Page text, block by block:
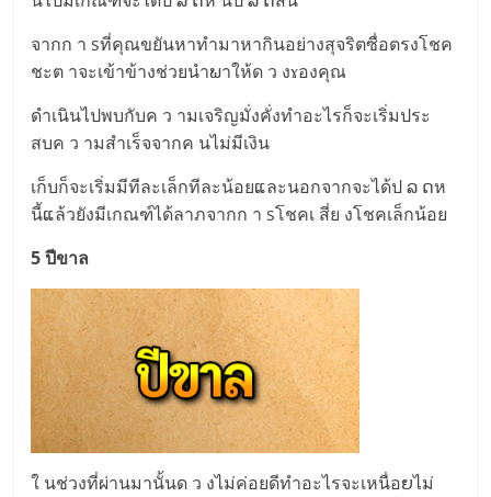
จากก า sที่คุณขยันหาทำมาหากินอย่างสุจริตซื่อตรงโชค
ชะต าจะเข้าข้างช่วยนำພาให้ด ว งɤองคุณ
ดำเนินไปพบกับค ว ามเจริญมั่งคั่งทำอะไรก็จะเริ่มประ
สบค ว ามสำเร็จจากค นไม่มีเงิน
เก็บก็จะเริ่มมีทีละเล็กทีละน้อยແละนอกจากจะได้ป ລ ດห
นี้ແล้วยังมีเกณฑ์ได้ลาภจากก า sโชคเ สี่ย งโชคเล็กน้อย
5 ปีขาล
ใ นช่วงที่ผ่านมานั้นด ว งไม่ค่อยดีทำอะไรจะเหนื่อຍไม่